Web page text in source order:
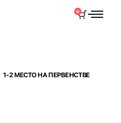
0
1-2 МЕСТО НА ПЕРВЕНСТВЕ